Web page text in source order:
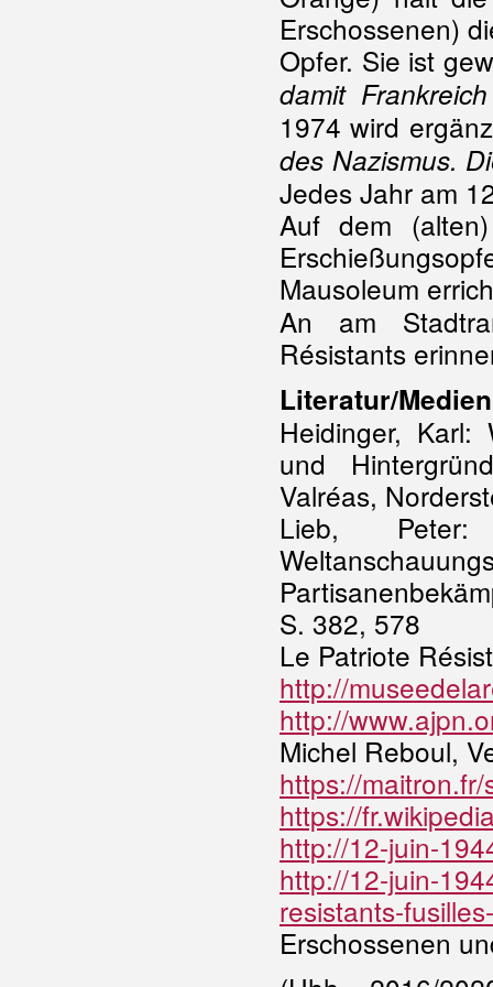
Erschossenen)
Opfer. Sie ist
damit
1974 wird
des Nazismus.
Jedes Jahr am
Auf dem
Mausoleum
An am
Résistants
Literatur/Medien
Heidinger, Karl:
und
Valréas,
Lieb,
S. 382, 578
Le Patriote
http://
http://
Michel Reboul,
https://
https://
http://12-juin-
http://12-juin-
resistants-
Erschossenen